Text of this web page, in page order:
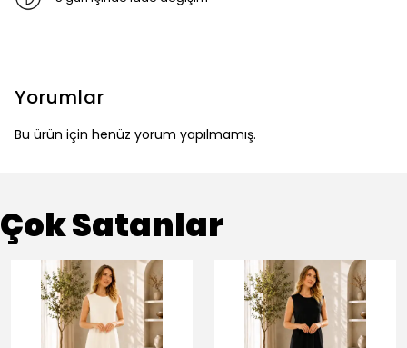
Yorumlar
Bu ürün için henüz yorum yapılmamış.
Çok Satanlar